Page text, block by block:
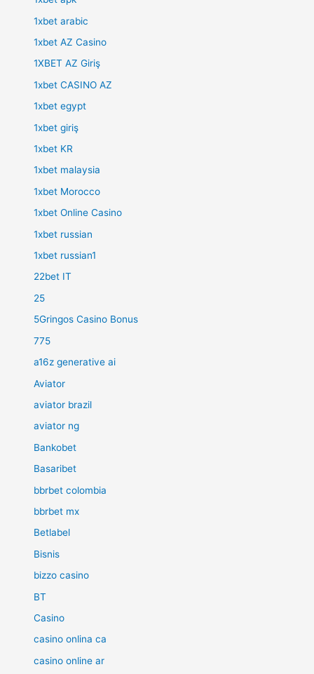
1xbet arabic
1xbet AZ Casino
1XBET AZ Giriş
1xbet CASINO AZ
1xbet egypt
1xbet giriş
1xbet KR
1xbet malaysia
1xbet Morocco
1xbet Online Casino
1xbet russian
1xbet russian1
22bet IT
25
5Gringos Casino Bonus
775
a16z generative ai
Aviator
aviator brazil
aviator ng
Bankobet
Basaribet
bbrbet colombia
bbrbet mx
Betlabel
Bisnis
bizzo casino
BT
Casino
casino onlina ca
casino online ar